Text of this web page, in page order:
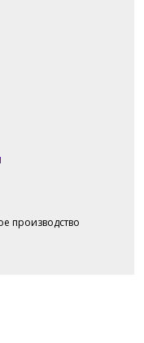
производство